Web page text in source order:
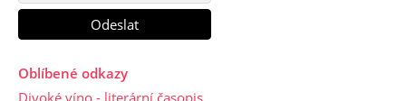
Oblíbené odkazy
Divoké víno - literární časopis